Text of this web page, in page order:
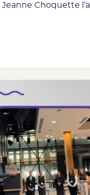
Choquette l’a